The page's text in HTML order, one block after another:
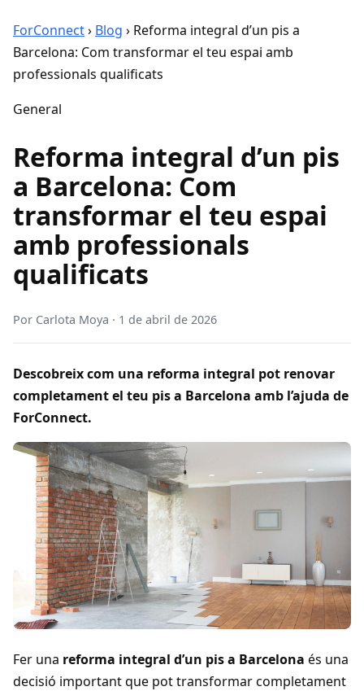
ForConnect› Blog › Reforma integral d’un pis a
Barcelona: Com transformar el teu espai amb
professionals qualificats
General
Reforma integral d’un pis
a Barcelona: Com
transformar el teu espai
amb professionals
qualificats
Por Carlota Moya · 1 de abril de 2026
Descobreix com una reforma integral pot renovar
completament el teu pis a Barcelona amb l’ajuda de
ForConnect.
Fer una reforma integral d’un pis a Barcelona és una
decisió important que pot transformar completament